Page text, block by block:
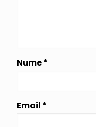
Nume*
Email *